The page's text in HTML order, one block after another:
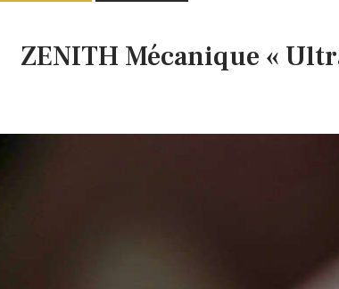
ZENITH Mécanique «